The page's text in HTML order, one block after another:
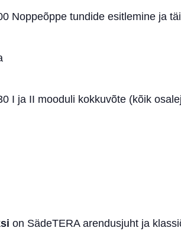
Noppeõppe tundide esitlemine ja
I ja II mooduli kokkuvõte (kõik
on SädeTERA arendusjuht ja